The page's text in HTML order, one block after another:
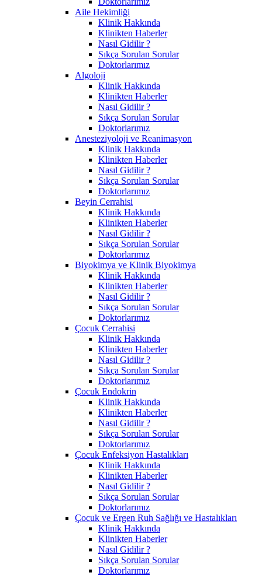
Aile Hekimliği
Klinik Hakkında
Klinikten Haberler
Nasıl Gidilir ?
Sıkça Sorulan Sorular
Doktorlarımız
Algoloji
Klinik Hakkında
Klinikten Haberler
Nasıl Gidilir ?
Sıkça Sorulan Sorular
Doktorlarımız
Anesteziyoloji ve Reanimasyon
Klinik Hakkında
Klinikten Haberler
Nasıl Gidilir ?
Sıkça Sorulan Sorular
Doktorlarımız
Beyin Cerrahisi
Klinik Hakkında
Klinikten Haberler
Nasıl Gidilir ?
Sıkça Sorulan Sorular
Doktorlarımız
Biyokimya ve Klinik Biyokimya
Klinik Hakkında
Klinikten Haberler
Nasıl Gidilir ?
Sıkça Sorulan Sorular
Doktorlarımız
Çocuk Cerrahisi
Klinik Hakkında
Klinikten Haberler
Nasıl Gidilir ?
Sıkça Sorulan Sorular
Doktorlarımız
Çocuk Endokrin
Klinik Hakkında
Klinikten Haberler
Nasıl Gidilir ?
Sıkça Sorulan Sorular
Doktorlarımız
Çocuk Enfeksiyon Hastalıkları
Klinik Hakkında
Klinikten Haberler
Nasıl Gidilir ?
Sıkça Sorulan Sorular
Doktorlarımız
Çocuk ve Ergen Ruh Sağlığı ve Hastalıkları
Klinik Hakkında
Klinikten Haberler
Nasıl Gidilir ?
Sıkça Sorulan Sorular
Doktorlarımız